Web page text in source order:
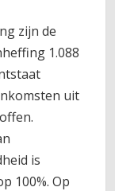
zijn de
1.088
uit
is
100%. Op